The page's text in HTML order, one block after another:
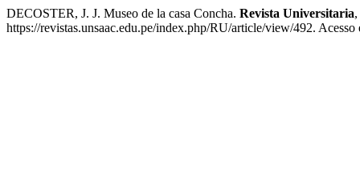
DECOSTER, J. J. Museo de la casa Concha. Revista Universitaria,
https://revistas.unsaac.edu.pe/index.php/RU/article/view/492. Acesso